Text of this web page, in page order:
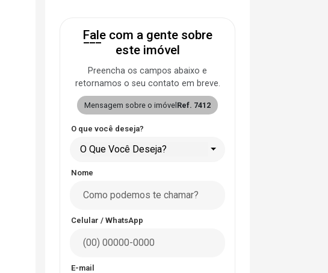
Fale com a gente sobre
este imóvel
Preencha os campos abaixo e
retornamos o seu contato em breve.
Mensagem sobre o imóvel Ref. 7412
O que você deseja?
O Que Você Deseja?
Nome
Celular / WhatsApp
E-mail